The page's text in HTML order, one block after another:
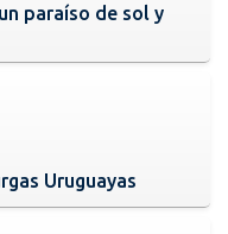
paraíso de sol y
Uruguayas